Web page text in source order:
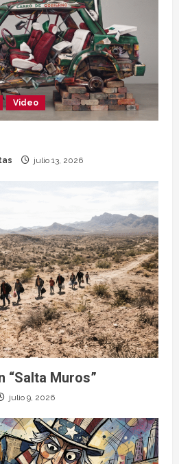
Video
julio 13, 2026
“Salta Muros”
julio 9, 2026